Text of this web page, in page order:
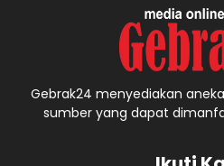
Gebrak24 menyediakan
sumber yang dapat